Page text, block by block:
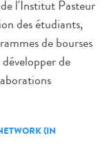
l'Institut Pasteur
des étudiants,
de bourses
de
(IN